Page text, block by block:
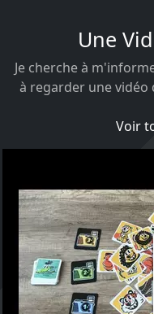
Une
Je cherche à
à regarder une
Voir